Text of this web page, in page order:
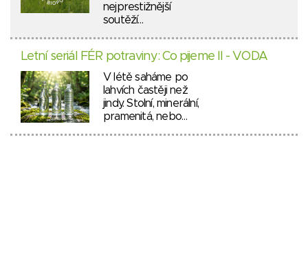
nejprestižnější
soutěží…
Letní seriál FÉR potraviny: Co pijeme II - VODA
V létě saháme po
lahvích častěji než
jindy. Stolní, minerální,
pramenitá, nebo…